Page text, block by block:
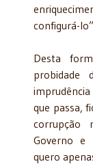
configurá-
Desta
probidade
que passa,
corrupção
Governo e
quero